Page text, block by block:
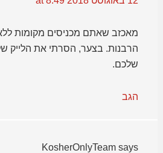
מאכזב שאתם מכניסים מקומות
הרבנות. בצער, הסרתי את הלייק
שלכם.
הגב
KosherOnlyTeam says